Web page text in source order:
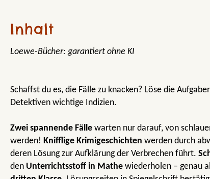
Inhalt
Loewe-Bücher: garantiert ohne KI
Schaffst du es, die Fälle zu knacken? Löse die
Detektiven wichtige Indizien.
Zwei spannende Fälle warten nur darauf, von
werden! Knifflige Krimigeschichten werden durch
deren Lösung zur Aufklärung der Verbrechen führt.
den Unterrichtsstoff in Mathe wiederholen – genau